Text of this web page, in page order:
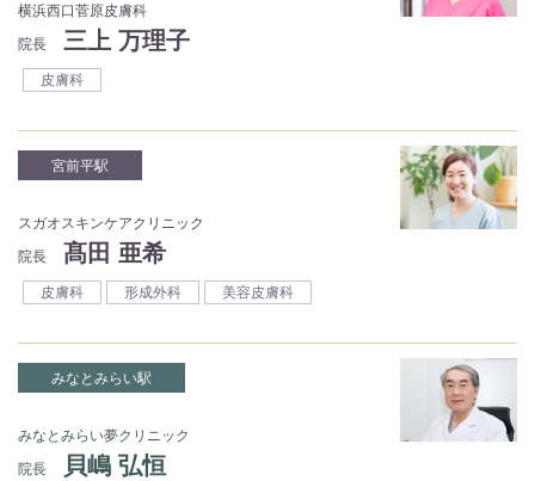
横浜西口菅原皮膚科
院長
三上 万理子
皮膚科
宮前平駅
スガオスキンケアクリニック
院長
髙田 亜希
皮膚科 形成外科 美容皮膚科
みなとみらい駅
みなとみらい夢クリニック
院長
貝嶋 弘恒